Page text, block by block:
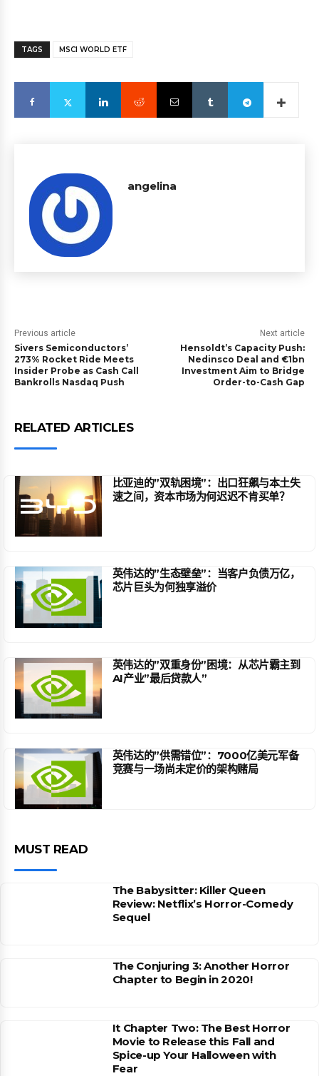
TAGS MSCI WORLD ETF
angelina
Previous article
Sivers Semiconductors’
273% Rocket Ride Meets
Insider Probe as Cash Call
Bankrolls Nasdaq Push
Next article
Hensoldt’s Capacity Push:
Nedinsco Deal and €1bn
Investment Aim to Bridge
Order-to-Cash Gap
RELATED ARTICLES
比亚迪的”双轨困境”：出口狂飙与本土失
速之间，资本市场为何迟迟不肯买单？
英伟达的”生态壁垒”：当客户负债万亿，
芯片巨头为何独享溢价
英伟达的”双重身份”困境：从芯片霸主到
AI产业”最后贷款人”
英伟达的”供需错位”：7000亿美元军备
竞赛与一场尚未定价的架构赌局
MUST READ
The Babysitter: Killer Queen
Review: Netflix’s Horror-Comedy
Sequel
The Conjuring 3: Another Horror
Chapter to Begin in 2020!
It Chapter Two: The Best Horror
Movie to Release this Fall and
Spice-up Your Halloween with
Fear